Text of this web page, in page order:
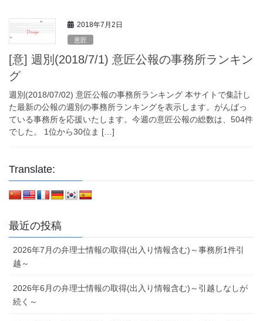
2018年7月2日
意匠
[意] 週別(2018/7/1) 意匠公報の事務所ランキン
グ
週別(2018/07/02) 意匠公報の事務所ランキング 本サイトで集計し
た最新の公報の週別の事務所ランキングを表示します。がんばっ
ている事務所を応援いたします。今週の意匠公報の総数は、504件
でした。 1位から30位ま […]
Translate:
最近の投稿
2026年7月の弁理士情報の取得(出入り情報含む)～事務所1件引
越～
2026年6月の弁理士情報の取得(出入り情報含む)～引越しなしが
続く～